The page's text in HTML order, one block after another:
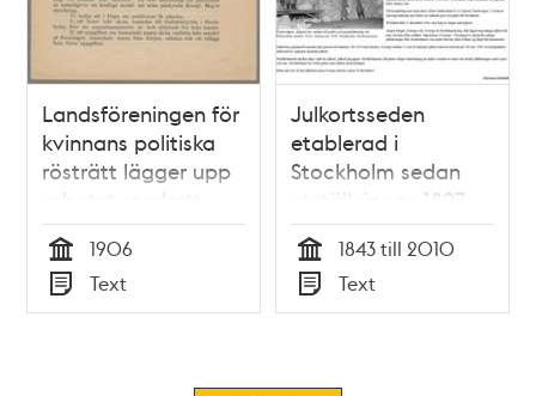
Landsföreningen för
kvinnans politiska
rösträtt lägger upp
arbetet med att
samla in
namnunderskrifter i
syfte att skynda på
utredningen om
Tid
1906
Typ
Text
Julkortsseden
etablerad i
Stockholm sedan
utställningen 1897
Tid
1843 till 2010
Typ
Text